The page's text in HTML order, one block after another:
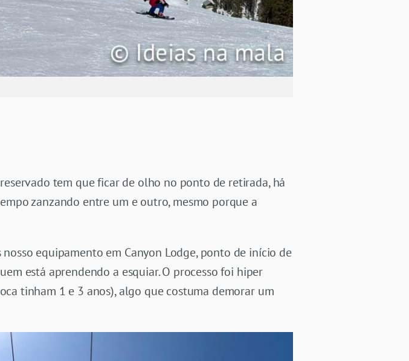
tem que ficar de olho no ponto de retirada, há
zanzando entre um e outro, mesmo porque a
equipamento em Canyon Lodge, ponto de início de
está aprendendo a esquiar. O processo foi hiper
tinham 1 e 3 anos), algo que costuma demorar um